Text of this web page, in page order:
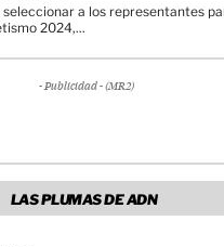
a los representantes
2024,...
- Publicidad - (MR2)
LAS PLUMAS DE ADN